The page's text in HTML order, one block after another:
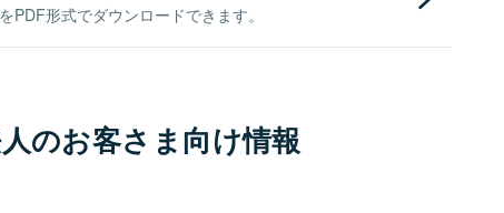
PDF形式でダウンロードできます。
のお客さま向け情報